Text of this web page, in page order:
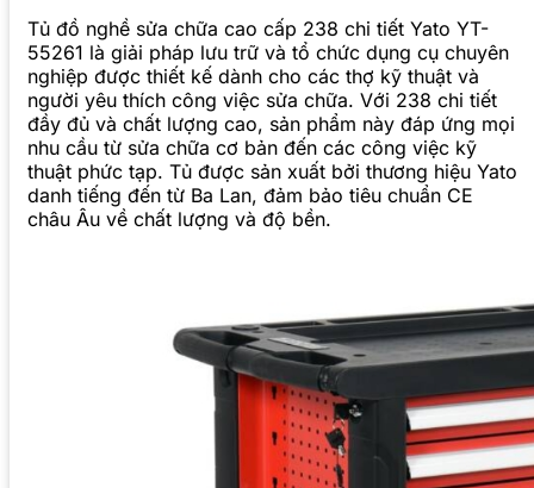
Tủ đồ nghề sửa chữa cao cấp 238 chi tiết Yato YT-
55261 là giải pháp lưu trữ và tổ chức dụng cụ chuyên
nghiệp được thiết kế dành cho các thợ kỹ thuật và
người yêu thích công việc sửa chữa. Với 238 chi tiết
đầy đủ và chất lượng cao, sản phẩm này đáp ứng mọi
nhu cầu từ sửa chữa cơ bản đến các công việc kỹ
thuật phức tạp. Tủ được sản xuất bởi thương hiệu Yato
danh tiếng đến từ Ba Lan, đảm bảo tiêu chuẩn CE
châu Âu về chất lượng và độ bền.